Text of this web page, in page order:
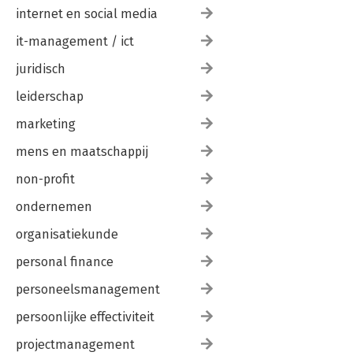
internet en social media
it-management / ict
juridisch
leiderschap
marketing
mens en maatschappij
non-profit
ondernemen
organisatiekunde
personal finance
personeelsmanagement
persoonlijke effectiviteit
projectmanagement